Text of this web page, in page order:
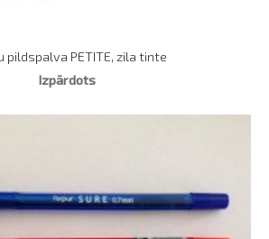
pildspalva PETITE, zila tinte
Izpārdots